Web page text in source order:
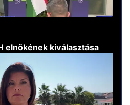
elnökének kiválasztása